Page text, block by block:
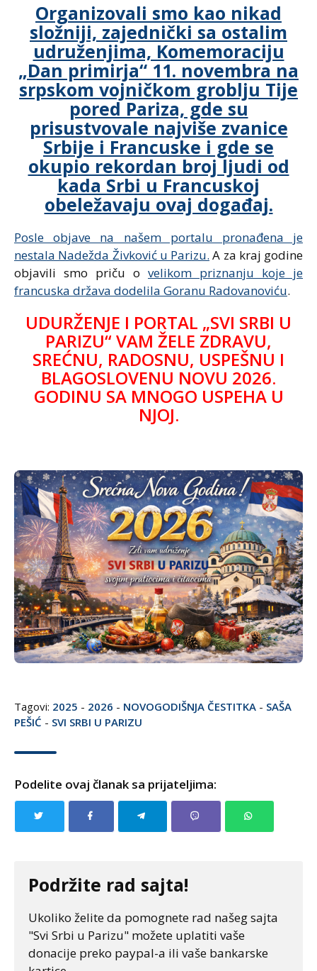
Organizovali smo kao nikad
složniji, zajednički sa ostalim
udruženjima, Komemoraciju
„Dan primirja“ 11. novembra na
srpskom vojničkom groblju Tije
pored Pariza, gde su
prisustvovale najviše zvanice
Srbije i Francuske i gde se
okupio rekordan broj ljudi od
kada Srbi u Francuskoj
obeležavaju ovaj događaj.
Posle objave na našem portalu pronađena je
nestala Nadežda Živković u Parizu. A za kraj godine
objavili smo priču o velikom priznanju koje je
francuska država dodelila Goranu Radovanoviću.
UDURŽENJE I PORTAL „SVI SRBI U
PARIZU“ VAM ŽELE ZDRAVU,
SREĆNU, RADOSNU, USPEŠNU I
BLAGOSLOVENU NOVU 2026.
GODINU SA MNOGO USPEHA U
NJOJ.
Tagovi: 2025 - 2026 - NOVOGODIŠNJA ČESTITKA - SAŠA
PEŠIĆ - SVI SRBI U PARIZU
Podelite ovaj članak sa prijateljima:
Podržite rad sajta!
Ukoliko želite da pomognete rad našeg sajta
"Svi Srbi u Parizu" možete uplatiti vaše
donacije preko paypal-a ili vaše bankarske